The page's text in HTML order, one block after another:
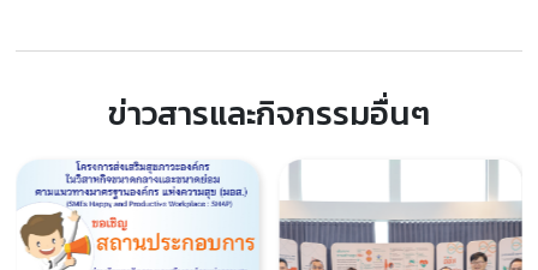
ข่าวสารและกิจกรรมอื่นๆ